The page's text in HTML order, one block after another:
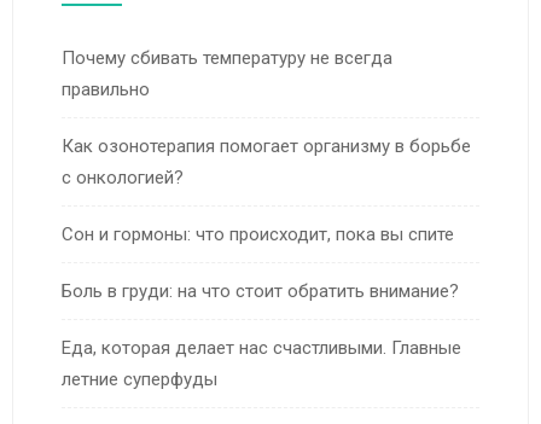
Почему сбивать температуру не всегда
правильно
Как озонотерапия помогает организму в борьбе
с онкологией?
Сон и гормоны: что происходит, пока вы спите
Боль в груди: на что стоит обратить внимание?
Еда, которая делает нас счастливыми. Главные
летние суперфуды